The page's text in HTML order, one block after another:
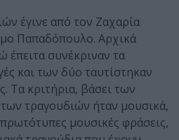
έγινε από τον Ζαχαρία
Παπαδόπουλο. Αρχικά
έπειτα συνέκριναν τα
και των δύο ταυτίστηκαν
Τα κριτήρια, βάσει των
τραγουδιών ήταν μουσικά,
μουσικές φράσεις,